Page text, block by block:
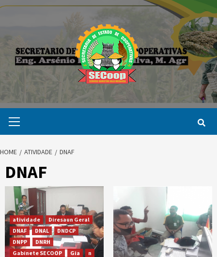
Skip
Menu
HOME ATIVIDADE DNAF
DNAF
atividade
Diresaun Geral
DNAF
DNAL
DNDCP
DNPP
DNRH
Gabinete SECOOP
Gia
n